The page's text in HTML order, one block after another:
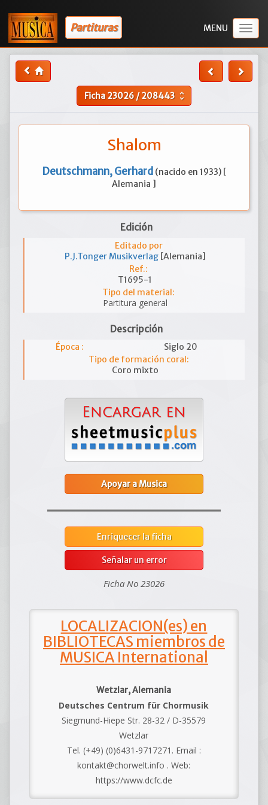
Partituras
Ficha23026/208443 unfold_more
Shalom
Deutschmann, Gerhard (nacido en 1933) [
Alemania ]
Edición
Editado por
P.J.Tonger Musikverlag [Alemania]
Ref.:
T1695-1
Tipo del material:
Partitura general
Descripción
Época :
Siglo 20
Tipo de formación coral:
Coro mixto
Apoyar a Musica
Enriquecer la ficha
Señalar un error
Ficha No 23026
LOCALIZACION(es) en
BIBLIOTECAS miembros de
MUSICA International
Wetzlar, Alemania
Deutsches Centrum für Chormusik
Siegmund-Hiepe Str. 28-32 / D-35579
Wetzlar
Tel. (+49) (0)6431-9717271. Email :
kontakt@chorwelt.info . Web:
https://www.dcfc.de